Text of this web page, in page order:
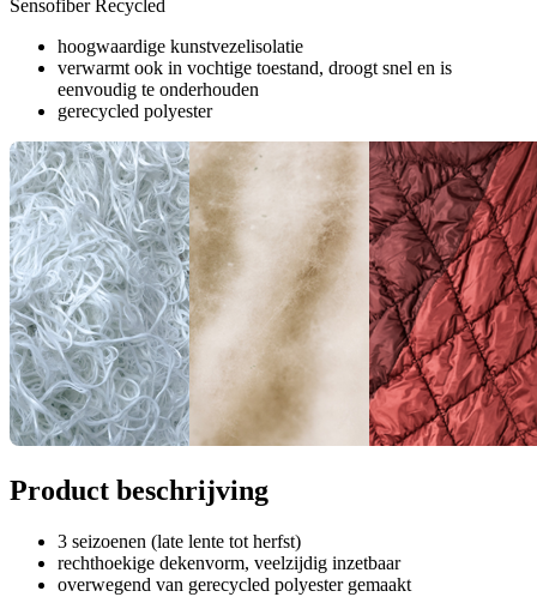
Sensofiber Recycled
hoogwaardige kunstvezelisolatie
verwarmt ook in vochtige toestand, droogt snel en is
eenvoudig te onderhouden
gerecycled polyester
Product beschrijving
3 seizoenen (late lente tot herfst)
rechthoekige dekenvorm, veelzijdig inzetbaar
overwegend van gerecycled polyester gemaakt